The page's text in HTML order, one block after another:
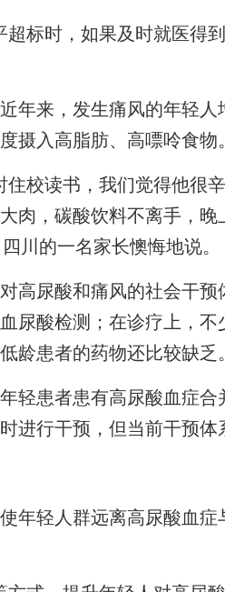
标时，如果及时就医得到
来，发生痛风的年轻人
摄入高脂肪、高嘌呤食物
校读书，我们觉得他很
肉，碳酸饮料不离手，
川的一名家长懊悔地说。
尿酸和痛风的社会干预
尿酸检测；在诊疗上，
龄患者的药物还比较缺
患者患有高尿酸血症合
进行干预，但当前干预
轻人群远离高尿酸血症